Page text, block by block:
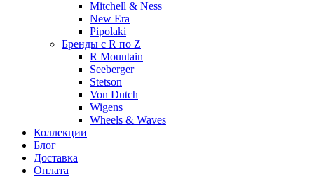
Mitchell & Ness
New Era
Pipolaki
Бренды с R по Z
R Mountain
Seeberger
Stetson
Von Dutch
Wigens
Wheels & Waves
Коллекции
Блог
Доставка
Оплата